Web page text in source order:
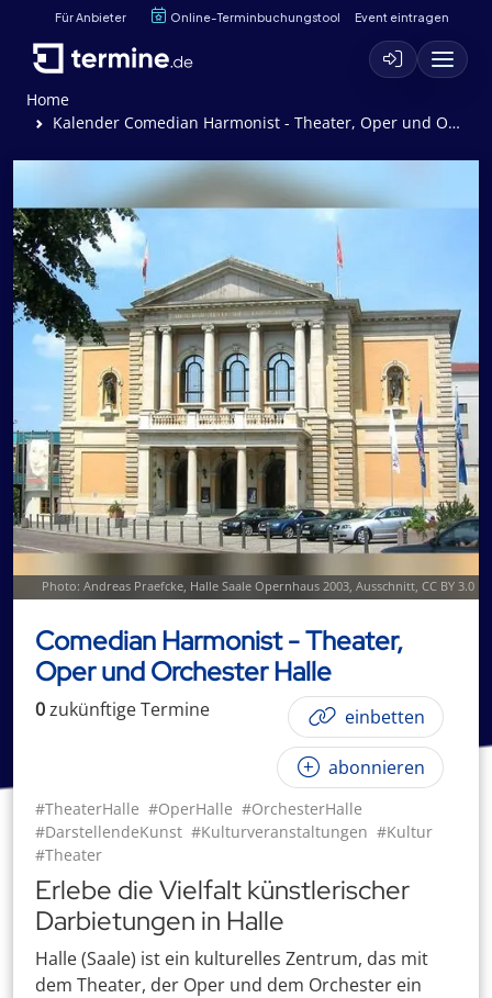
Für Anbieter Online-Terminbuchungstool Event eintragen
Home
Kalender Comedian Harmonist - Theater, Oper und Orchester Halle
Photo: Andreas Praefcke, Halle Saale Opernhaus 2003, Ausschnitt, CC BY 3.0
Comedian Harmonist - Theater,
Oper und Orchester Halle
0zukünftigeTermine einbetten
abonnieren
#TheaterHalle #OperHalle #OrchesterHalle
#DarstellendeKunst #Kulturveranstaltungen #Kultur
#Theater
Erlebe die Vielfalt künstlerischer
Darbietungen in Halle
Halle (Saale) ist ein kulturelles Zentrum, das mit
dem Theater, der Oper und dem Orchester ein